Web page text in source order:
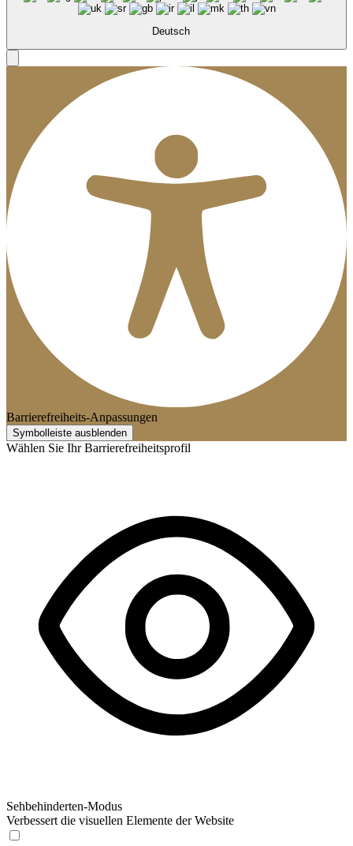
Deutsch
Barrierefreiheits-Anpassungen
Symbolleiste ausblenden
Wählen Sie Ihr Barrierefreiheitsprofil
Sehbehinderten-Modus
Verbessert die visuellen Elemente der Website